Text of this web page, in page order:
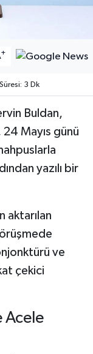
+
3 Dk
Buldan,
Mayıs günü
yazılı bir
aktarılan
ve
çekici
Acele